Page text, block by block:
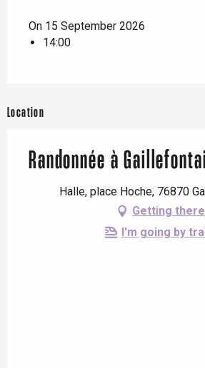
On 15 September 2026
14:00
Location
Randonnée à
Halle, place Hoche, 76870
Getting there
I'm going by